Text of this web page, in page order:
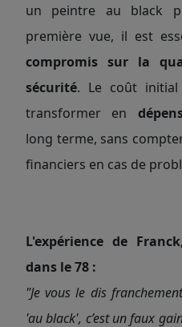
un peintre au black
première vue, il est
compromis sur la
sécurité. Le coût
transformer en
long terme, sans
financiers en cas de
L'expérience de
dans le 78 :
"Je vous le dis
'au black', c’est un faux